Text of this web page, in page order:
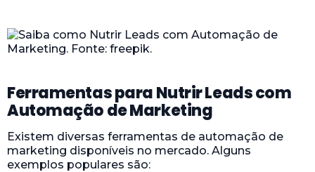
Ferramentas para Nutrir Leads com
Automação de Marketing
Existem diversas ferramentas de automação de
marketing disponíveis no mercado. Alguns
exemplos populares são: